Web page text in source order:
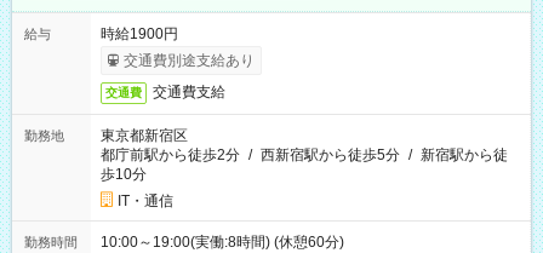
給与
時給1900円
交通費別途支給あり
交通費 交通費支給
勤務地
東京都新宿区
都庁前駅から徒歩2分 / 西新宿駅から徒歩5分 / 新宿駅から徒
歩10分
IT・通信
勤務時間 10:00～19:00(実働:8時間) (休憩60分)